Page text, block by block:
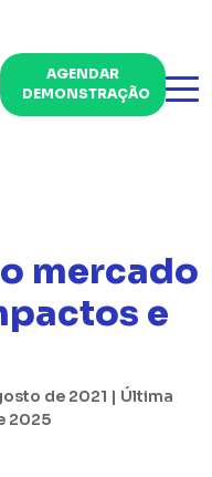
AGENDAR
DEMONSTRAÇÃO
mercado
e
de 2021 | Última
2025